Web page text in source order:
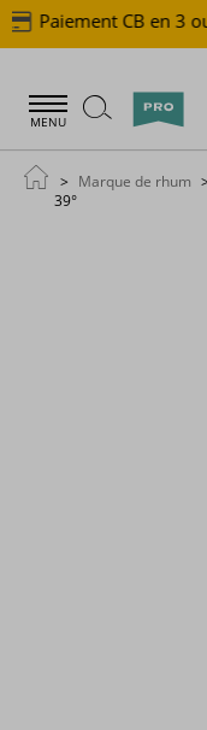
Paiement CB en 3
MENU
Marque de rhum
39°